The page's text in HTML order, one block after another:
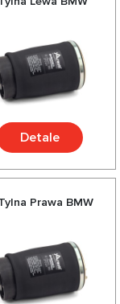
Detale
Prawa BMW